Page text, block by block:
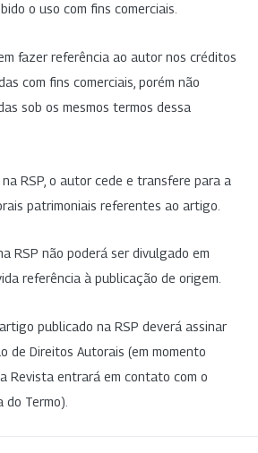
o uso com fins comerciais.
fazer referência ao autor nos créditos
com fins comerciais, porém não
sob os mesmos termos dessa
RSP, o autor cede e transfere para a
patrimoniais referentes ao artigo.
RSP não poderá ser divulgado em
referência à publicação de origem.
publicado na RSP deverá assinar
de Direitos Autorais (em momento
Revista entrará em contato com o
Termo).